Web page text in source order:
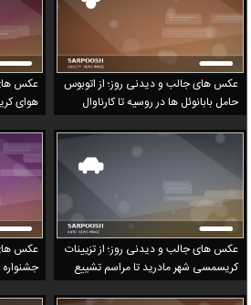
عکس های جالب و دیدنی روز؛ از اتوبوس
حامل بابانوئل ها در روسیه تا کارناوال
کریسمس در اسپانیا
عکس
هوای
پرش
عکس های جالب و دیدنی روز؛ از تزیینات
کریسمسی شهر مادرید تا مراسم تشییع
همسر کارتر
عکس
جشنواره
هلند